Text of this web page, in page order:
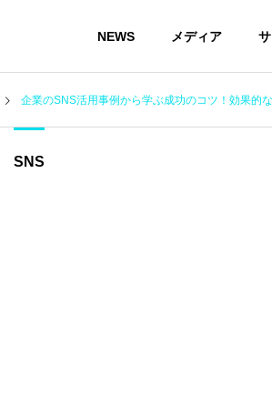
NEWS メディア
企業のSNS活用事例から学ぶ成功のコツ！効果的
SNS